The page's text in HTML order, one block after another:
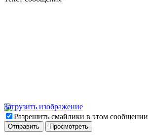
Загрузить изображение
Разрешить смайлики в этом сообщении